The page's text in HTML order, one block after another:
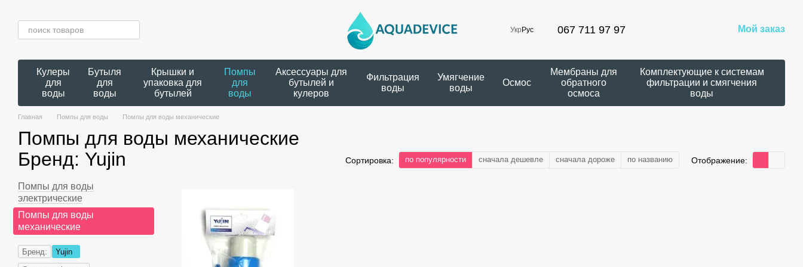
Укр Рус 067 711 97 97 Мой заказ
Кулеры
для
воды
Бутыля
для
воды
Крышки и
упаковка для
бутылей
Помпы
для
воды
Аксессуары для
бутылей и
кулеров
Фильтрация
воды
Умягчение
воды
Осмос
Мембраны для
обратного
осмоса
Комплектующие к системам
фильтрации и смягчения
воды
Главная Помпы для воды Помпы для воды механические
Помпы для воды механические
Бренд: Yujin
Сортировка: по популярности сначала дешевле сначала дороже по названию Отображение:
Помпы для воды
электрические
Помпы для воды
механические
Бренд:
Yujin